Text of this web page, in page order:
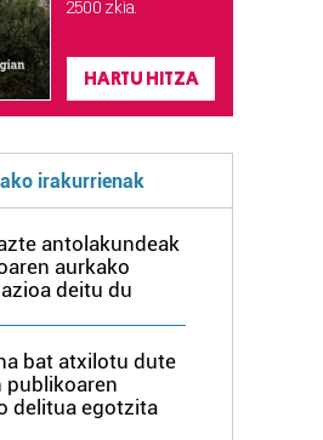
2.500 zkia.
HARTU HITZA
irakurrienak
antolakundeak
aurkako
deitu du
bat atxilotu dute
publikoaren
delitua egotzita